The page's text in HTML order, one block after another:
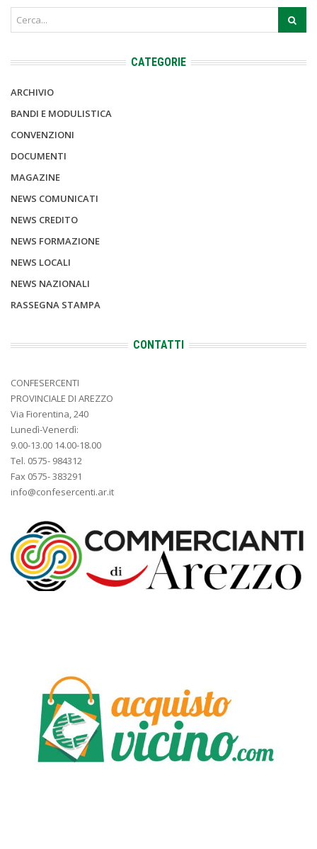
CATEGORIE
ARCHIVIO
BANDI E MODULISTICA
CONVENZIONI
DOCUMENTI
MAGAZINE
NEWS COMUNICATI
NEWS CREDITO
NEWS FORMAZIONE
NEWS LOCALI
NEWS NAZIONALI
RASSEGNA STAMPA
CONTATTI
CONFESERCENTI
PROVINCIALE DI AREZZO
Via Fiorentina, 240
Lunedì-Venerdì:
9.00-13.00 14.00-18.00
Tel. 0575- 984312
Fax 0575- 383291
info@confesercenti.ar.it